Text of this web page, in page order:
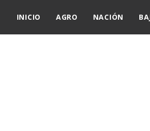
INICIO AGRO NACIÓN